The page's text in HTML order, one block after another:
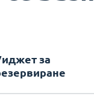
за